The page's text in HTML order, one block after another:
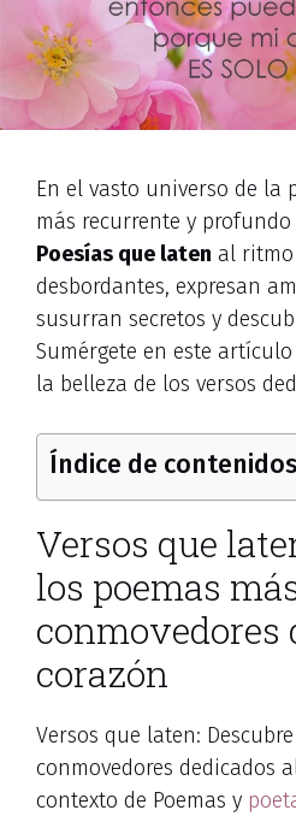
En el vasto universo de la
más recurrente y
Poesías que laten al ritmo
desbordantes, expresan
susurran secretos y
Sumérgete en este
la belleza de los versos
Índice de contenidos
Versos que
los poemas
conmovedores
corazón
Versos que laten:
conmovedores dedicados
contexto de Poemas y